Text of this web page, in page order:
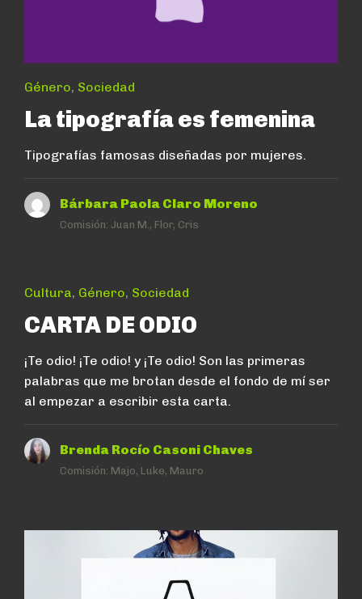
Género, Sociedad
La tipografía es femenina
Tipografías famosas diseñadas por mujeres.
Bárbara Paola Claro Moreno
Comisión: Juan M., Flor, Cris
Cultura, Género, Sociedad
CARTA DE ODIO
¡Te odio! ¡Te odio! y ¡Te odio! Son las primeras
palabras que me brotan desde el fondo de mí ser
al empezar a escribir esta carta.
Brenda Rocío Casoni Chaves
Comisión: Majo, Luke, Mauro